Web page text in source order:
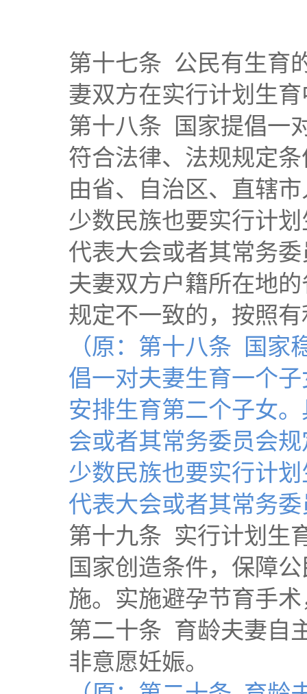
第十七条 公民有生育
妻双方在实行计划生
第十八条 国家提倡一
符合法律、法规规定
由省、自治区、直辖
少数民族也要实行计
代表大会或者其常务
夫妻双方户籍所在地
规定不一致的，按照
（原：第十八条 国家
倡一对夫妻生育一个
安排生育第二个子女
会或者其常务委员会
少数民族也要实行计
代表大会或者其常务
第十九条 实行计划生
国家创造条件，保障
施。实施避孕节育手
第二十条 育龄夫妻自
非意愿妊娠。